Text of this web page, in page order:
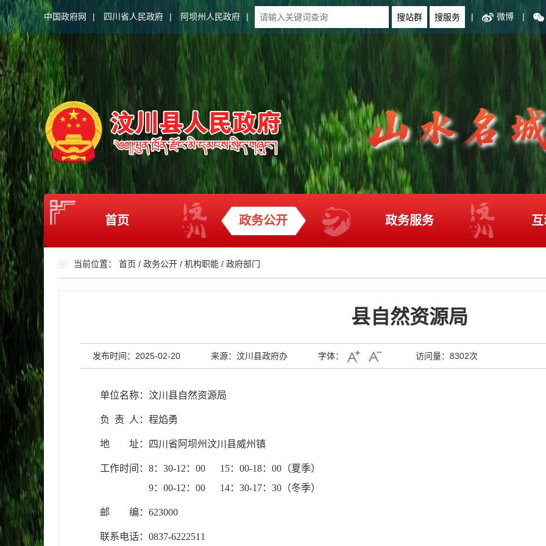
中国政府网 | 四川省人民政府 | 阿坝州人民政府 | | 微博 |
首页 政务公开 政务服务
当前位置： 首页 / 政务公开 / 机构职能 / 政府部门
县自然资源局
发布时间：2025-02-20 来源：汶川县政府办 字体： 访问量： 8302次
单位名称： 汶川县自然资源局
负 责 人：程焰勇
地 址： 四川省阿坝州汶川县威州镇
工作时间：8：30-12：00 15：00-18：00（夏季）
9：00-12：00 14：30-17：30（冬季）
邮 编： 623000
联系电话： 0837-6222511